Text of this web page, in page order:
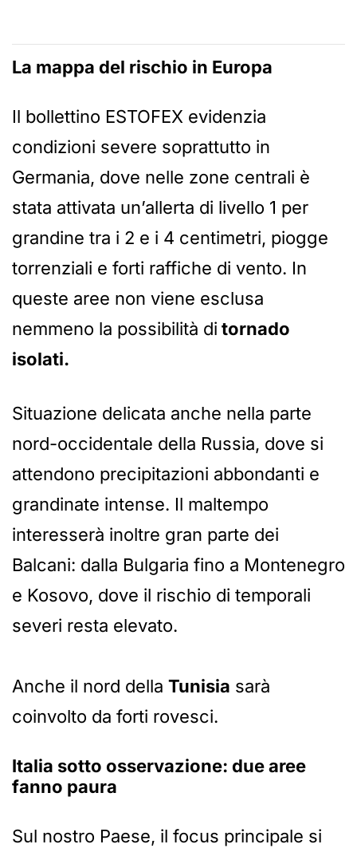
La mappa del rischio in Europa
Il bollettino ESTOFEX evidenzia
condizioni severe soprattutto in
Germania, dove nelle zone centrali è
stata attivata un’allerta di livello 1 per
grandine tra i 2 e i 4 centimetri, piogge
torrenziali e forti raffiche di vento. In
queste aree non viene esclusa
nemmeno la possibilità di tornado
isolati.
Situazione delicata anche nella parte
nord-occidentale della Russia, dove si
attendono precipitazioni abbondanti e
grandinate intense. Il maltempo
interesserà inoltre gran parte dei
Balcani: dalla Bulgaria fino a Montenegro
e Kosovo, dove il rischio di temporali
severi resta elevato.
Anche il nord della Tunisia sarà
coinvolto da forti rovesci.
Italia sotto osservazione: due aree
fanno paura
Sul nostro Paese, il focus principale si